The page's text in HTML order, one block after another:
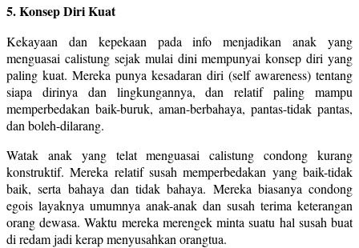
5. Konsep Diri Kuat
Kekayaan dan kepekaan pada info menjadikan anak yang
menguasai calistung sejak mulai dini mempunyai konsep diri yang
paling kuat. Mereka punya kesadaran diri (self awareness) tentang
siapa dirinya dan lingkungannya, dan relatif paling mampu
memperbedakan baik-buruk, aman-berbahaya, pantas-tidak pantas,
dan boleh-dilarang.
Watak anak yang telat menguasai calistung condong kurang
konstruktif. Mereka relatif susah memperbedakan yang baik-tidak
baik, serta bahaya dan tidak bahaya. Mereka biasanya condong
egois layaknya umumnya anak-anak dan susah terima keterangan
orang dewasa. Waktu mereka merengek minta suatu hal susah buat
di redam jadi kerap menyusahkan orangtua.